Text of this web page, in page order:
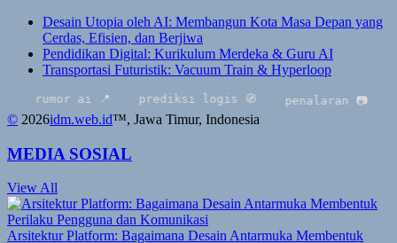
Desain Utopia oleh AI: Membangun Kota Masa Depan yang
Cerdas, Efisien, dan Berjiwa
Pendidikan Digital: Kurikulum Merdeka & Guru AI
Transportasi Futuristik: Vacuum Train & Hyperloop
rumor ai 📍 prediksi logis 🧭 penalaran 📷
© 2026idm.web.id™, Jawa Timur, Indonesia
MEDIA SOSIAL
View All
Arsitektur Platform: Bagaimana Desain Antarmuka Membentuk